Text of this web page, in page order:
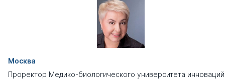
Москва
Проректор Медико-биологического университета